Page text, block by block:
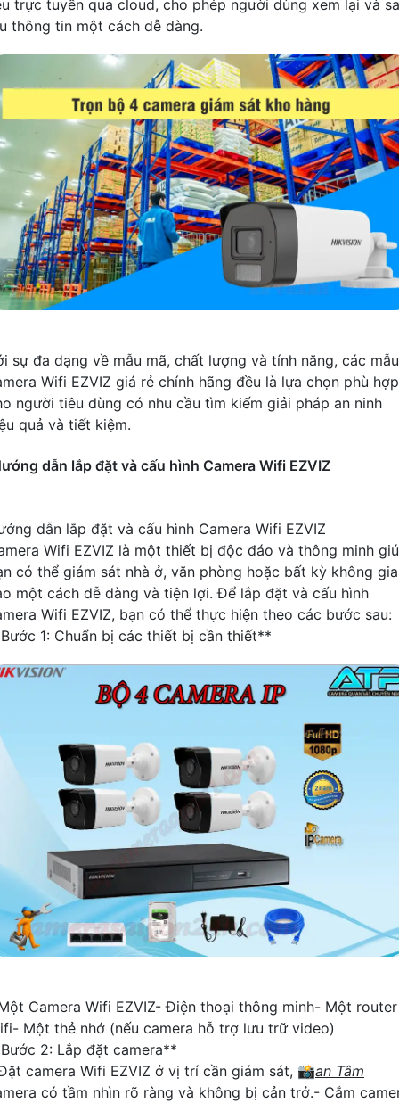
trực tuyến qua cloud, cho phép người dùng xem lại và
thông tin một cách dễ dàng.
sự đa dạng về mẫu mã, chất lượng và tính năng, các mẫu
Wifi EZVIZ giá rẻ chính hãng đều là lựa chọn phù hợp
người tiêu dùng có nhu cầu tìm kiếm giải pháp an ninh
quả và tiết kiệm.
dẫn lắp đặt và cấu hình Camera Wifi EZVIZ
dẫn lắp đặt và cấu hình Camera Wifi EZVIZ
Wifi EZVIZ là một thiết bị độc đáo và thông minh
có thể giám sát nhà ở, văn phòng hoặc bất kỳ không
một cách dễ dàng và tiện lợi. Để lắp đặt và cấu hình
Wifi EZVIZ, bạn có thể thực hiện theo các bước sau:
1: Chuẩn bị các thiết bị cần thiết**
Camera Wifi EZVIZ- Điện thoại thông minh- Một router
Một thẻ nhớ (nếu camera hỗ trợ lưu trữ video)
2: Lắp đặt camera**
camera Wifi EZVIZ ở vị trí cần giám sát, 📸an Tâm
có tầm nhìn rõ ràng và không bị cản trở.- Cắm